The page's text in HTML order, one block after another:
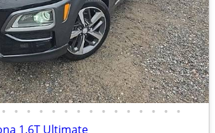
• • • • • • • • • • • • • • •
1.6T Ultimate